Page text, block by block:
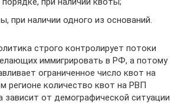
при наличии одного из оснований.
строго контролирует потоки
иммигрировать в РФ, а потому
ограниченное число квот на
регионе количество квот на РВП
зависит от демографической ситуации